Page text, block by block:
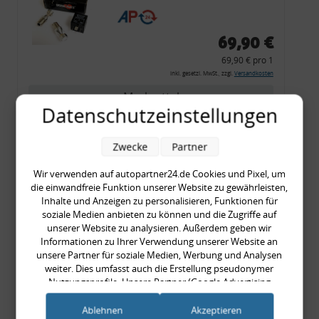
CF 14
69,90 €
69,90 € pro 1
inkl. gesetzl. MwSt., zzgl. Versandkosten
Merkzettel
Zum Artikel
Rückleuchtenband mit
Blinker, rot, US-Ecken,
Audi 80 Cabrio, Typ 89,
OE-Nr.: 8G0945225 +
8G0945225C
999,99 €
999,99 € pro 1
Datenschutzeinstellungen
Wir verwenden auf autopartner24.de Cookies und Pixel, um
die einwandfreie Funktion unserer Website zu gewährleisten,
Inhalte und Anzeigen zu personalisieren, Funktionen für
soziale Medien anbieten zu können und die Zugriffe auf
unserer Website zu analysieren. Außerdem geben wir
Informationen zu Ihrer Verwendung unserer Website an
unsere Partner für soziale Medien, Werbung und Analysen
weiter. Dies umfasst auch die Erstellung pseudonymer
Nutzungsprofile. Unsere Partner (Google Advertising
Products) führen diese Informationen möglicherweise mit
weiteren Daten zusammen, die Sie ihnen bereitgestellt haben
Zwecke Partner
Ablehnen Akzeptieren